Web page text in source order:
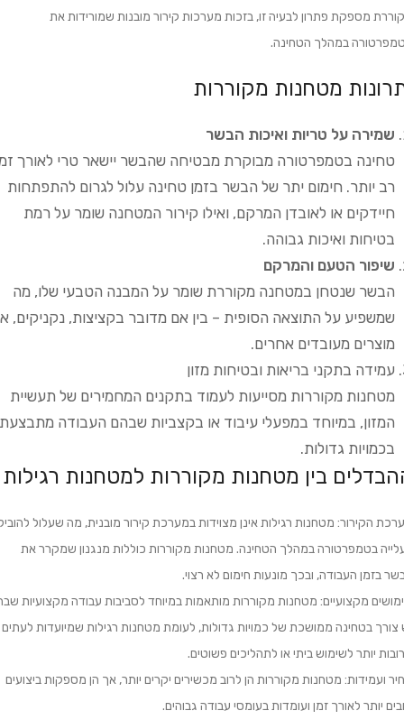
מספקת פתרון לבעיה זו, בזכות מערכות קירור מובנות שמורידות את
במהלך הטחינה.
מטחנות מקוררות
שמירה על טריות ואיכות הבשר
טחינה בטמפרטורה מבוקרת מבטיחה שהבשר יישאר טרי לאורך
רב יותר. חימום יתר של הבשר בזמן טחינה עלול לגרום להתפתחות
חיידקים או לאובדן המרקם, ואילו קירור המטחנה שומר על רמת
בטיחות ואיכות גבוהה.
שיפור הטעם והמרקם
הבשר שנטחן במטחנה מקוררת שומר על המבנה הטבעי שלו, מה
שמשפיע על התוצאה הסופית – בין אם מדובר בקציצות, נקניקים,
מוצרים מעובדים אחרים.
עמידה בתקני בריאות ובטיחות מזון
מטחנות מקוררות מסייעות לעמוד בתקנים המחמירים של תעשיית
המזון, במיוחד במפעלי עיבוד או בקצביות שבהם העבודה מתבצעת
בכמויות גדולות.
בין מטחנות מקוררות למטחנות רגילות
הקירור: מטחנות רגילות אינן מצוידות במערכת קירור מובנית, מה שעלול
בטמפרטורה במהלך הטחינה. מטחנות מקוררות כוללות מנגנון שמקרר את
בזמן העבודה, ובכך מונעות חימום לא רצוי.
מקצועיים: מטחנות מקוררות מותאמות במיוחד לסביבות עבודה מקצועיות
צורך בטחינה ממושכת של כמויות גדולות, לעומת מטחנות רגילות שמיועדות לעתים
יותר לשימוש ביתי או לתהליכים פשוטים.
ועמידות: מטחנות מקוררות הן לרוב מכשירים יקרים יותר, אך הן מספקות ביצועים
יותר לאורך זמן ועומדות בעומסי עבודה גבוהים.